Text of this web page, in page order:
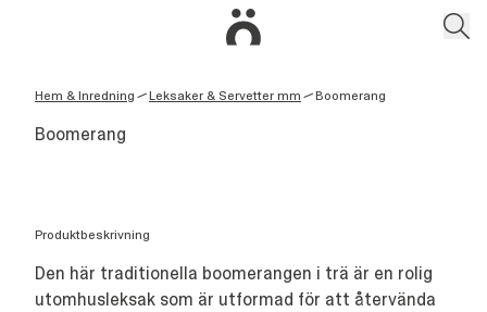
Hem & Inredning /Leksaker & Servetter mm /Boomerang
Boomerang
Produktbeskrivning
Den här traditionella boomerangen i trä är en rolig
utomhusleksak som är utformad för att återvända